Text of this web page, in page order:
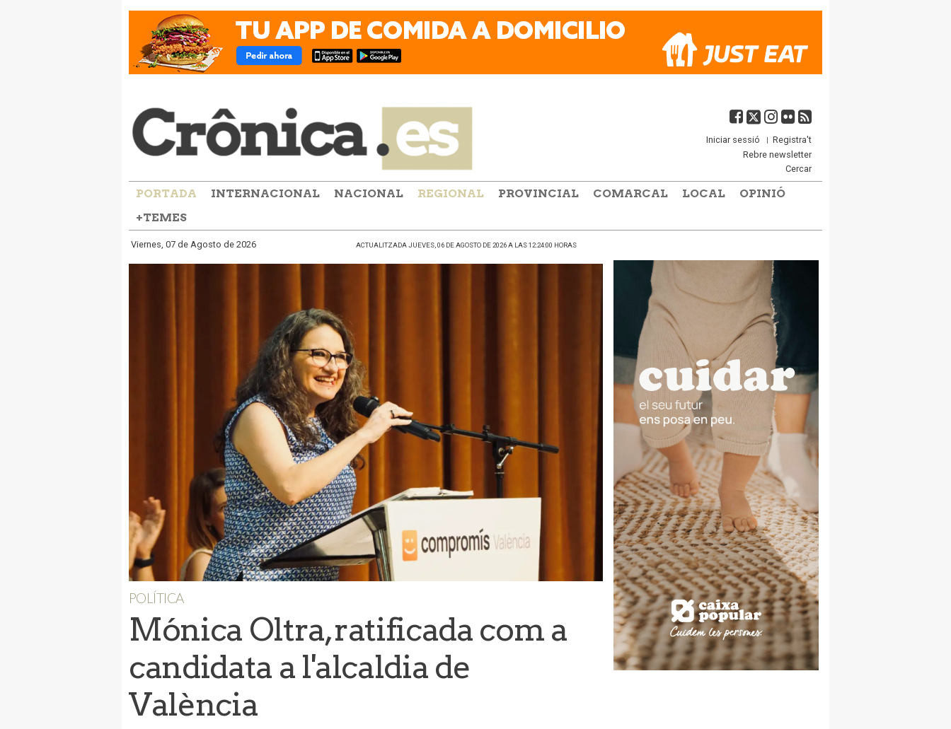
Iniciar sessió
Registra't
Rebre newsletter
Cercar
PORTADA INTERNACIONAL NACIONAL REGIONAL PROVINCIAL COMARCAL LOCAL
OPINIÓ
+TEMES
Viernes, 07 de Agosto de 2026 ACTUALITZADA JUEVES, 06 DE AGOSTO DE 2026 A LAS 12:24:00 HORAS
POLÍTICA
Mónica Oltra, ratificada com a
candidata a l'alcaldia de
València